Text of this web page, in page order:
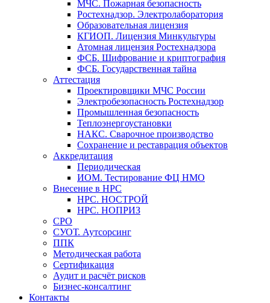
МЧС. Пожарная безопасность
Ростехнадзор. Электролаборатория
Образовательная лицензия
КГИОП. Лицензия Минкультуры
Атомная лицензия Ростехнадзора
ФСБ. Шифрование и криптография
ФСБ. Государственная тайна
Аттестация
Проектировщики МЧС России
Электробезопасность Ростехнадзор
Промышленная безопасность
Теплоэнергоустановки
НАКС. Сварочное производство
Сохранение и реставрация объектов
Аккредитация
Периодическая
ИОМ. Тестирование ФЦ НМО
Внесение в НРС
НРС. НОСТРОЙ
НРС. НОПРИЗ
СРО
СУОТ. Аутсорсинг
ППК
Методическая работа
Сертификация
Аудит и расчёт рисков
Бизнес-консалтинг
Контакты